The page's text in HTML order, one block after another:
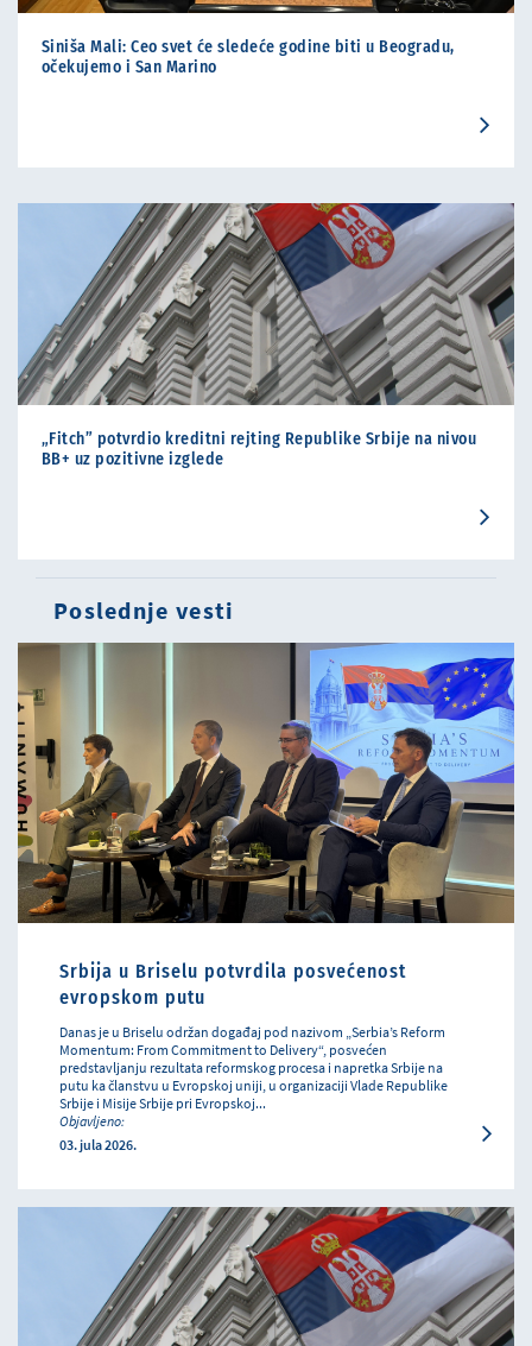
Siniša Mali: Ceo svet će sledeće godine biti u Beogradu,
očekujemo i San Marino
„Fitch” potvrdio kreditni rejting Republike Srbije na nivou
BB+ uz pozitivne izglede
Poslednje vesti
Srbija u Briselu potvrdila posvećenost
evropskom putu
Danas je u Briselu održan događaj pod nazivom „Serbia’s Reform
Momentum: From Commitment to Delivery“, posvećen
predstavljanju rezultata reformskog procesa i napretka Srbije na
putu ka članstvu u Evropskoj uniji, u organizaciji Vlade Republike
Srbije i Misije Srbije pri Evropskoj...
Objavljeno:
03. jula 2026.